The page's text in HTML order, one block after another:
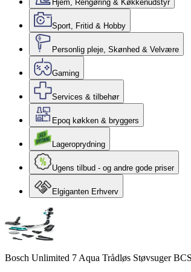
Hjem, Rengøring & Køkkenudstyr
Sport, Fritid & Hobby
Personlig pleje, Skønhed & Velvære
Gaming
Services & tilbehør
Epoq køkken & bryggers
Lageroprydning
Ugens tilbud - og andre gode priser
Elgiganten Erhverv
Bosch Unlimited 7 Aqua Trådløs Støvsuger